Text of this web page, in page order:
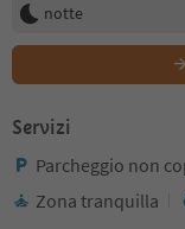
notte
Servizi
Parcheggio non
Zona tranquilla